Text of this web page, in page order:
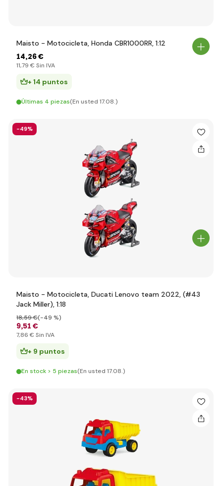
Maisto - Motocicleta, Honda CBR1000RR, 1:12
14,26 €
11,79 € Sin IVA
+ 14 puntos
Últimas 4 piezas(En usted 17.08.)
-49%
Maisto - Motocicleta, Ducati Lenovo team 2022, (#43
Jack Miller), 1:18
9,51 €
18,59 €(-49 %)
7,86 € Sin IVA
+ 9 puntos
En stock > 5 piezas(En usted 17.08.)
-43%